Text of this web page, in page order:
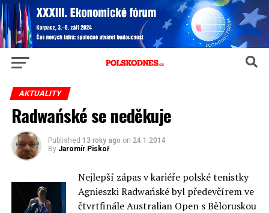
AKTUALITY
Radwańské se neděkuje
Published 13 roky ago on 24.1.2014
By Jaromír Piskoř
Nejlepší zápas v kariéře polské tenistky
Agnieszki Radwańské byl předevčírem ve
čtvrtfinále Australian Open s Běloruskou